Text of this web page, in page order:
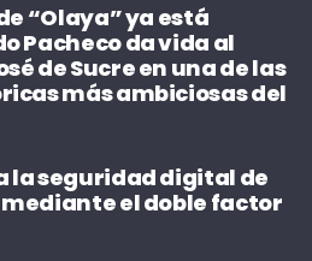
“Olaya” ya está
Pacheco da vida al
de Sucre en una de las
más ambiciosas del
la seguridad digital de
el doble factor